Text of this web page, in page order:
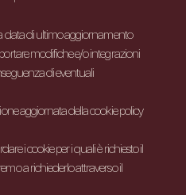
data di ultimo aggiornamento
modifiche e/o integrazioni
di eventuali
aggiornata della cookie policy
i cookie per i quali è richiesto il
a richiederlo attraverso il